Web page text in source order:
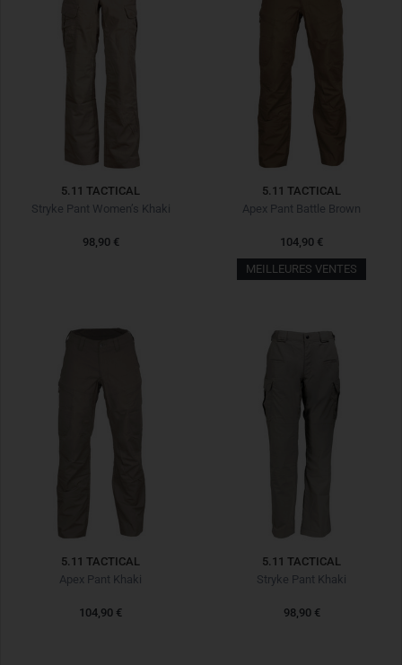
5.11 TACTICAL
Stryke Pant Women’s Khaki
98,90 €
5.11 TACTICAL
Apex Pant Battle Brown
104,90 €
MEILLEURES VENTES
5.11 TACTICAL
Apex Pant Khaki
104,90 €
5.11 TACTICAL
Stryke Pant Khaki
98,90 €